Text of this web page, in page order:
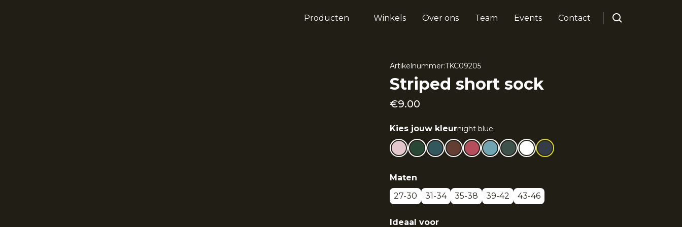
Producten Winkels Over ons Team Events Contact
Artikelnummer:TKC09205
Striped short sock
€9.00
Kies jouw kleurnight blue
Maten
27-30
31-34 35-38 39-42 43-46
Ideaal voor